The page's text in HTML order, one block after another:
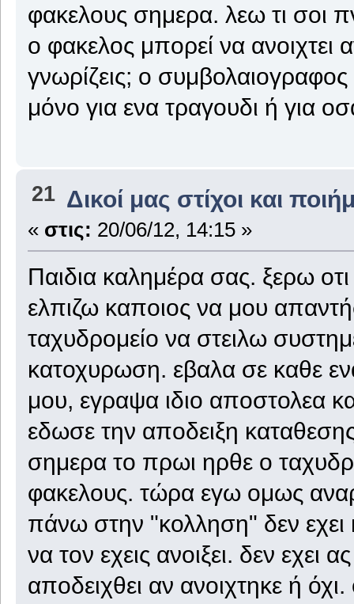
φακελους σημερα. λεω τι σοι
ο φακελος μπορεί να
γνωρίζεις; ο
μόνο για ενα τραγουδι ή για
21 Δικοί μας στίχοι και
« στις: 20/06/12, 14:15 »
Παιδια καλημέρα σας. ξερω οτι
ελπιζω καποιος να μου
ταχυδρομείο να στειλω
κατοχυρωση. εβαλα σε καθε
μου, εγραψα ιδιο αποστολεα
εδωσε την αποδειξη
σημερα το πρωι ηρθε ο
φακελους. τώρα εγω ομως
πάνω στην "κολληση" δεν εχει
να τον εχεις ανοιξει. δεν εχει
αποδειχθει αν ανοιχτηκε ή